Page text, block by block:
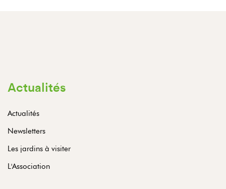
Actualités
Actualités
Newsletters
Les jardins à visiter
L'Association